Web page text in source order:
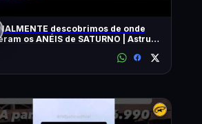
descobrimos de onde
os ANÉIS de SATURNO | Astrum